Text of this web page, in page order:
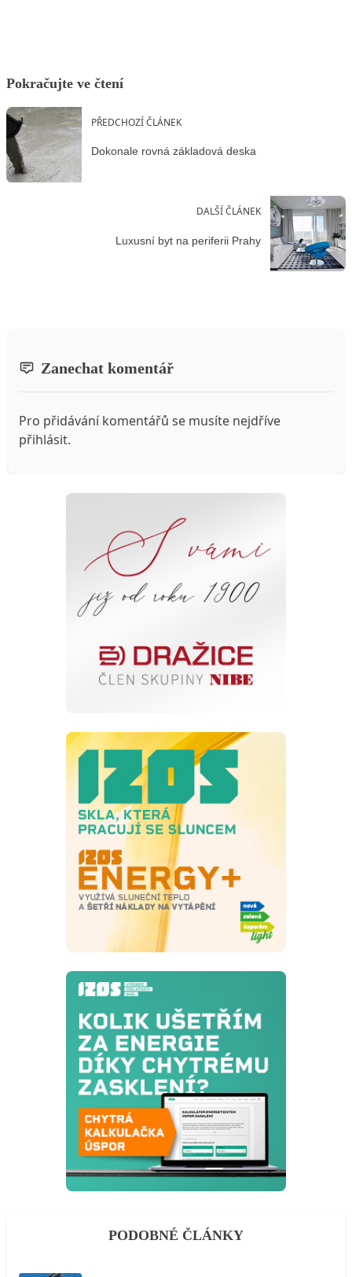
Pokračujte ve čtení
PŘEDCHOZÍ ČLÁNEK
Dokonale rovná základová deska
DALŠÍ ČLÁNEK
Luxusní byt na periferii Prahy
Zanechat komentář
Pro přidávání komentářů se musíte nejdříve
přihlásit.
PODOBNÉ ČLÁNKY